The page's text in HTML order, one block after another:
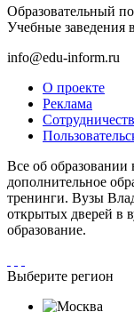
Образовательный
Учебные заведения
info@edu-inform.ru
О проекте
Реклама
Все об образовании
дополнительное
тренинги. Вузы
открытых дверей в
образование.
Выберите регион